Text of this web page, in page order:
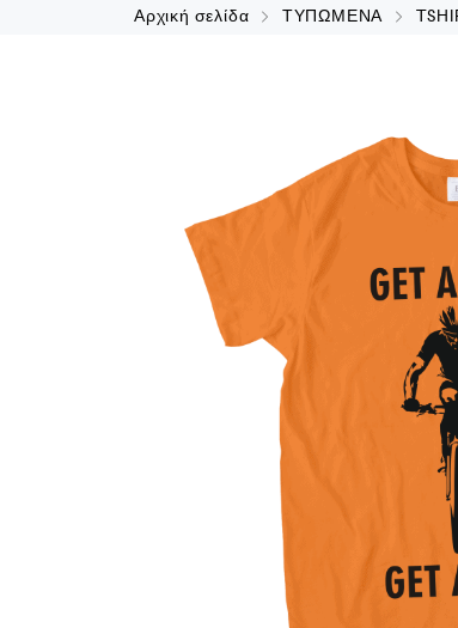
Αρχική σελίδα ΤΥΠΩΜΕΝΑ